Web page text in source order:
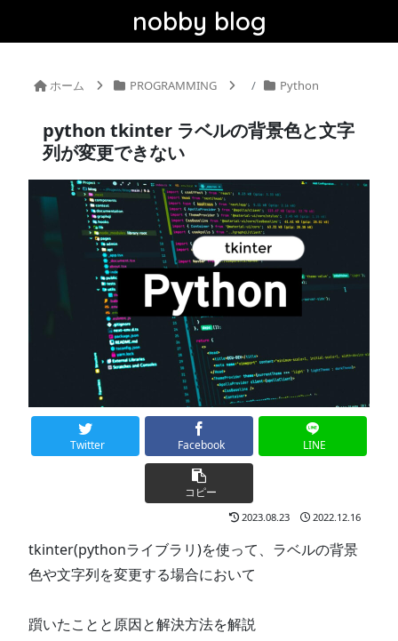
nobby blog
ホーム PROGRAMMING Python
python tkinter ラベルの背景色と文字
列が変更できない
Twitter Facebook LINE
コピー
2023.08.23 2022.12.16
tkinter(pythonライブラリ)を使って、ラベルの背景
色や文字列を変更する場合において
躓いたことと原因と解決方法を解説